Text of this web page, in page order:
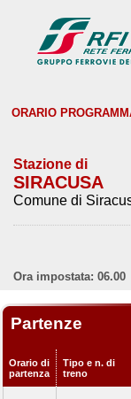
ORARIO
Stazione di
SIRACUSA
Comune di
Ora impostata: 06.00
Partenze
Orario di
partenza
Tipo e n. di
treno